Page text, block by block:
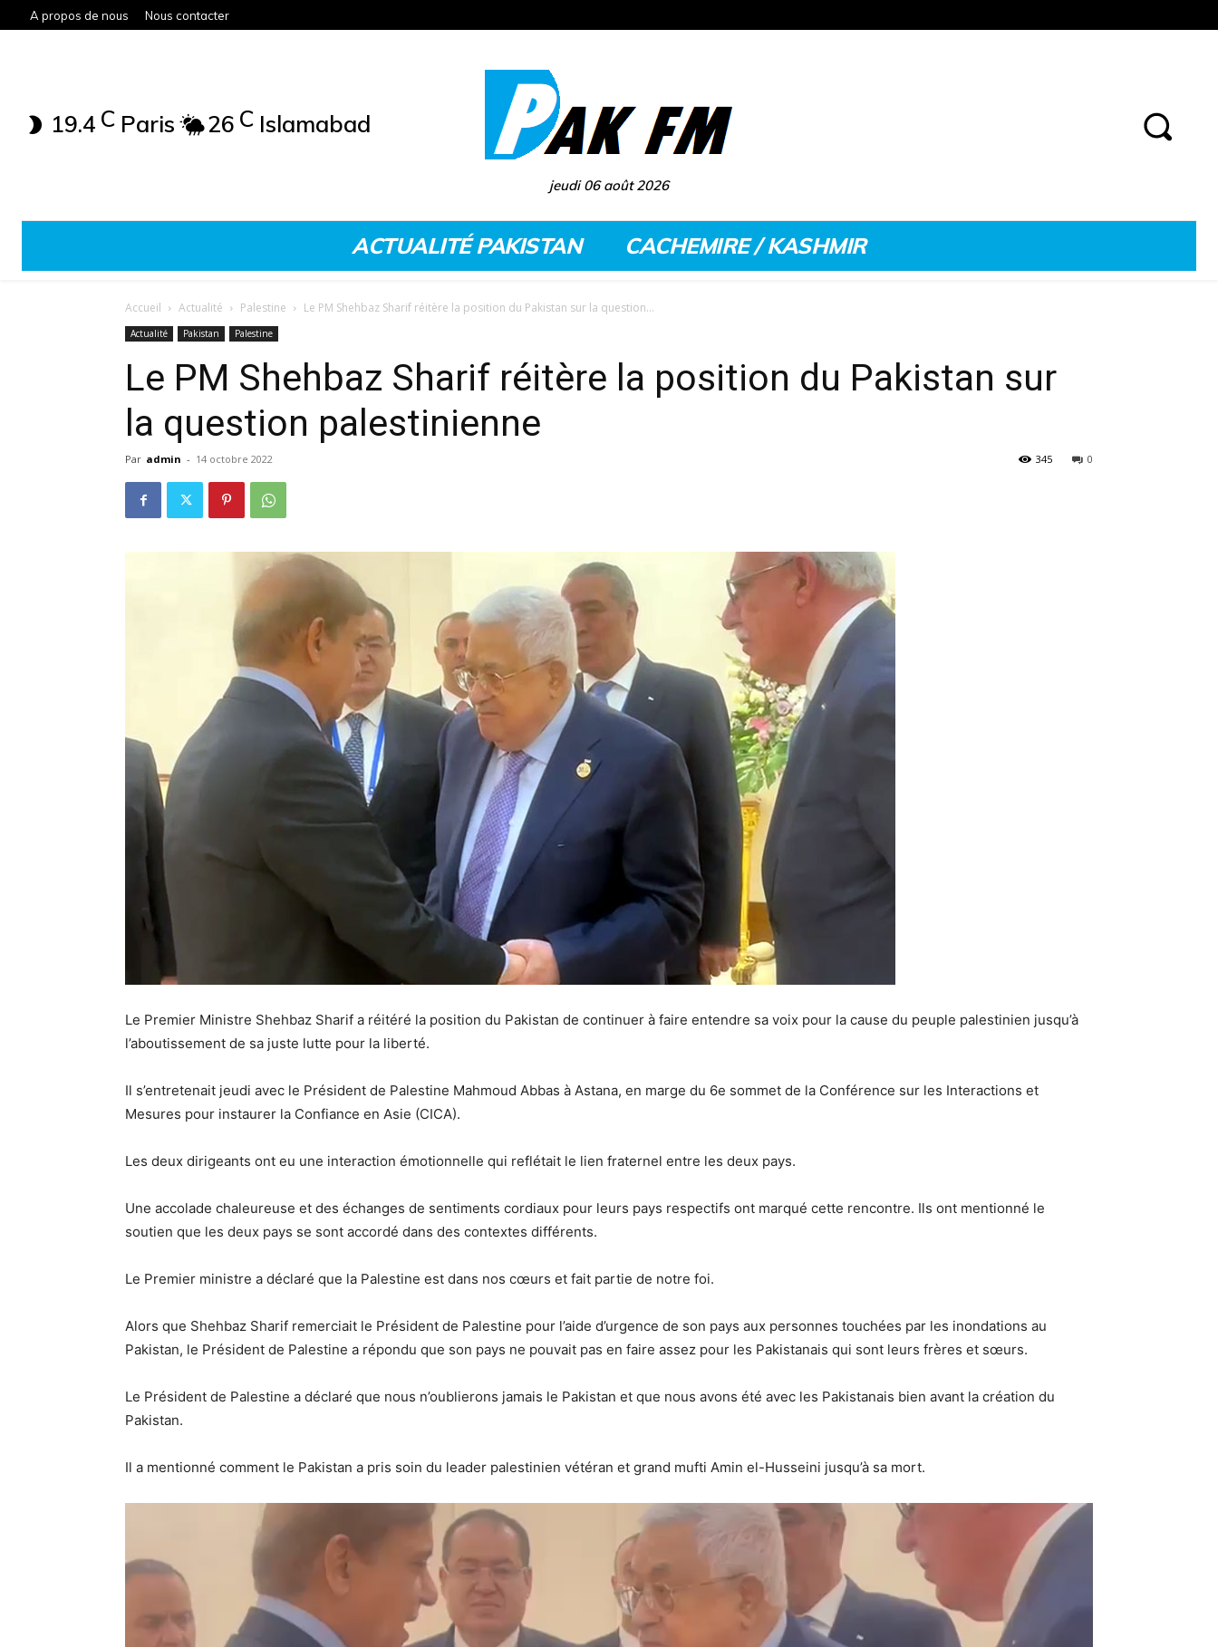
A propos de nous Nous contacter
19.4 C Paris 26 C Islamabad
jeudi 06 août 2026
ACTUALITÉ PAKISTAN CACHEMIRE / KASHMIR
Accueil Actualité Palestine Le PM Shehbaz Sharif réitère la position du Pakistan sur la question...
Actualité Pakistan Palestine
Le PM Shehbaz Sharif réitère la position du Pakistan sur
la question palestinienne
Par admin - 14 octobre 2022 0
345
Le Premier Ministre Shehbaz Sharif a réitéré la position du Pakistan de continuer à faire entendre sa voix pour la cause du peuple palestinien jusqu’à
l’aboutissement de sa juste lutte pour la liberté.
Il s’entretenait jeudi avec le Président de Palestine Mahmoud Abbas à Astana, en marge du 6e sommet de la Conférence sur les Interactions et
Mesures pour instaurer la Confiance en Asie (CICA).
Les deux dirigeants ont eu une interaction émotionnelle qui reflétait le lien fraternel entre les deux pays.
Une accolade chaleureuse et des échanges de sentiments cordiaux pour leurs pays respectifs ont marqué cette rencontre. Ils ont mentionné le
soutien que les deux pays se sont accordé dans des contextes différents.
Le Premier ministre a déclaré que la Palestine est dans nos cœurs et fait partie de notre foi.
Alors que Shehbaz Sharif remerciait le Président de Palestine pour l’aide d’urgence de son pays aux personnes touchées par les inondations au
Pakistan, le Président de Palestine a répondu que son pays ne pouvait pas en faire assez pour les Pakistanais qui sont leurs frères et sœurs.
Le Président de Palestine a déclaré que nous n’oublierons jamais le Pakistan et que nous avons été avec les Pakistanais bien avant la création du
Pakistan.
Il a mentionné comment le Pakistan a pris soin du leader palestinien vétéran et grand mufti Amin el-Husseini jusqu’à sa mort.